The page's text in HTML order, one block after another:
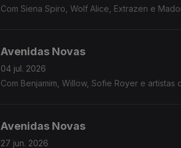
Com Siena Spiro, Wolf Alice, Extrazen e
Avenidas Novas
04 jul. 2026
Com Benjamim, Willow, Sofie Royer e artistas
Avenidas Novas
27 jun. 2026